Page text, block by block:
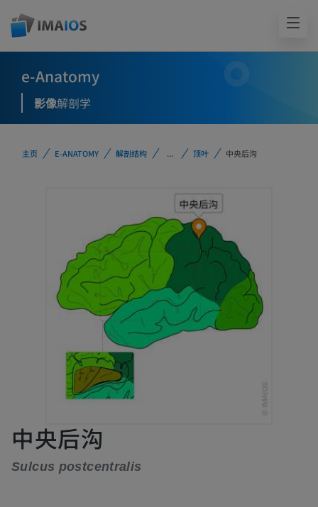
e-Anatomy
影像解剖学
主页 E-ANATOMY 解剖结构 ... 顶叶 中央后沟
中央后沟
Sulcus postcentralis